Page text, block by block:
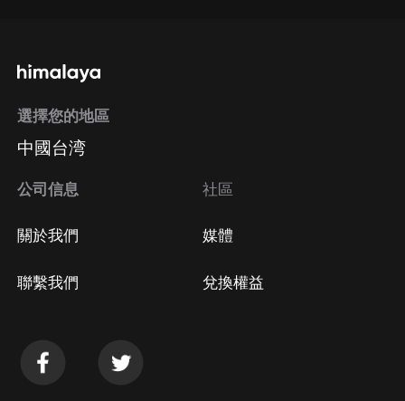
選擇您的地區
中國台湾
公司信息
關於我們
聯繫我們
社區
媒體
兌換權益